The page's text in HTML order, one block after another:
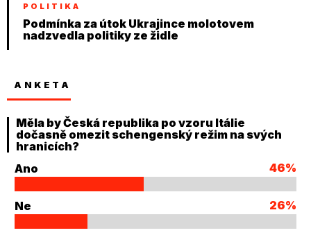
POLITIKA
Podmínka za útok Ukrajince molotovem
nadzvedla politiky ze židle
ANKETA
Měla by Česká republika po vzoru Itálie
dočasně omezit schengenský režim na svých
hranicích?
Ano
46%
Ne 26%